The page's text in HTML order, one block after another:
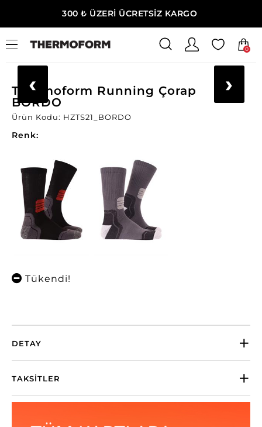
300 ₺ ÜZERİ ÜCRETSİZ KARGO
0
Ana Sayfa Erkek Termal Çorap
‹ ›
Thermoform Running Çorap
BORDO
Ürün Kodu: HZTS21_BORDO
Renk:
Tükendi!
DETAY
TAKSITLER